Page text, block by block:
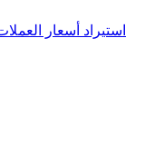
استيراد أسعار